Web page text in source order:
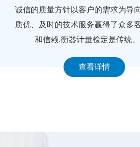
诚信的质量方针以客户的需求为导向
质优、及时的技术服务赢得了众
和信赖.衡器计量检定是传统
查看详情